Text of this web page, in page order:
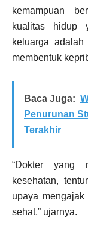
kemampuan
kualitas hidup
keluarga
membentuk
Baca Juga:
Penurunan
Terakhir
“Dokter yang
kesehatan,
upaya
sehat,” ujarnya.